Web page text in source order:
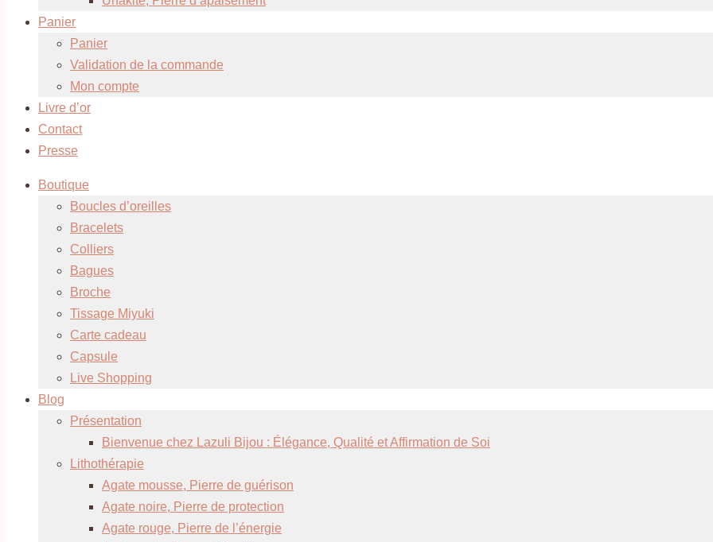
Panier
Panier
Validation de la commande
Mon compte
Livre d’or
Contact
Presse
Boutique
Boucles d’oreilles
Bracelets
Colliers
Bagues
Broche
Tissage Miyuki
Carte cadeau
Capsule
Live Shopping
Blog
Présentation
Bienvenue chez Lazuli Bijou : Élégance, Qualité et Affirmation de Soi
Lithothérapie
Agate mousse, Pierre de guérison
Agate noire, Pierre de protection
Agate rouge, Pierre de l’énergie